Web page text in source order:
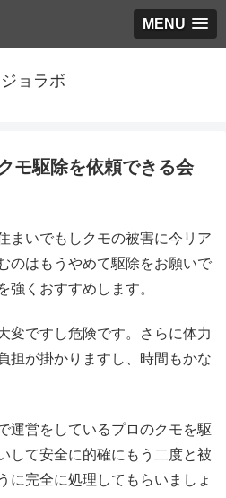
MENU
ョラボ
モ駆除を依頼できる会
まいでもしクモの被害に今リア
のはもうやめて駆除をお願いで
強くおすすめします。
変ですし危険です。さらに体力
担が掛かりますし、時間もかな
運営をしているプロのクモを駆
して安全に的確にもう二度と被
に完全に処理してもらいましょ